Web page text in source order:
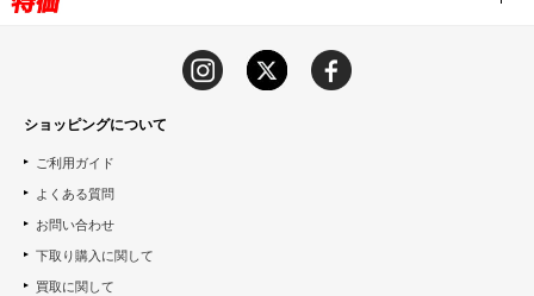
ショッピングについて
ご利用ガイド
よくある質問
お問い合わせ
下取り購入に関して
買取に関して